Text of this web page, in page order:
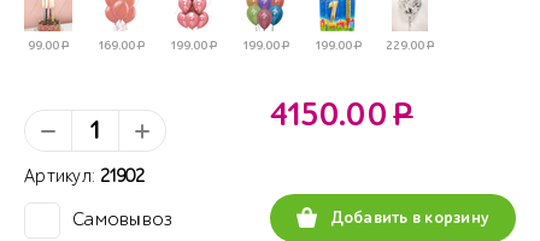
99.00Р 169.00Р 199.00Р 199.00Р 199.00Р 229.00Р
Артикул: 21902
Самовывоз
4150.00Р
Добавить в корзину